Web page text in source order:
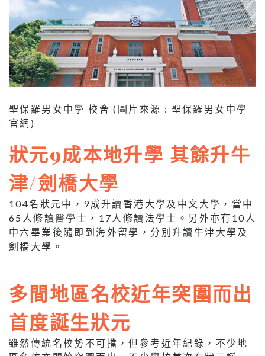
聖保羅男女中學 校舍 (圖片來源 : 聖保羅男女中學
官網)
狀元9成本地升學 其餘升牛
津/劍橋大學
104名狀元中，9成升讀香港大學及中文大學，當中
65人修讀醫學士，17人修讀法學士。另外亦有10人
中六畢業後隨即到海外留學，分別升讀牛津大學及
劍橋大學。
多間地區名校近年突圍而出
首度誕生狀元
雖然傳統名校勢不可擋，但參考近年紀錄，不少地